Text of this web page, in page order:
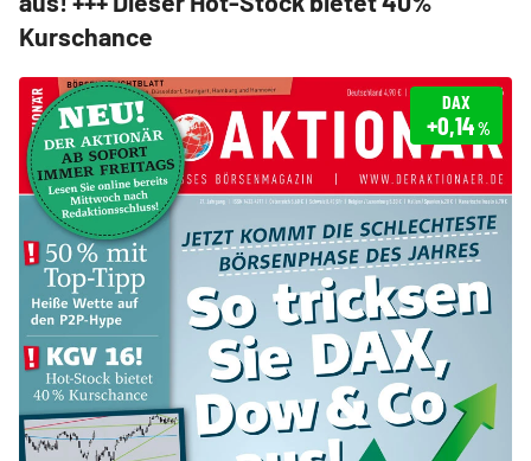
Kurschance
DAX
+0,14%